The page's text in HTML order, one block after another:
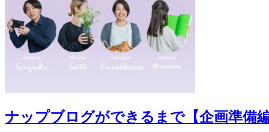
ナップブログができるまで【企画準備